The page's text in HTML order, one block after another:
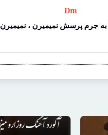
Dm
به جرم پرسش نمیمیرن ، نمیمیرن